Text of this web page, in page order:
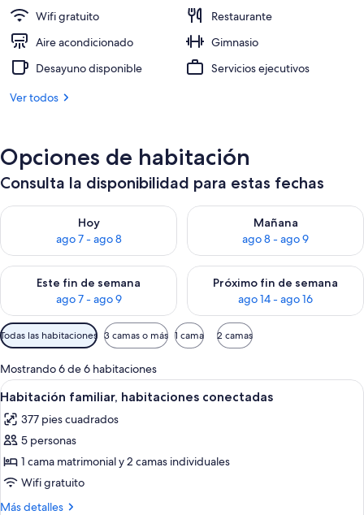
Wifi gratuito
Restaurante
Aire acondicionado
Gimnasio
Desayuno disponible
Servicios ejecutivos
Ver todos
Opciones de habitación
Consulta la disponibilidad para estas fechas
Hoy
ago 7 - ago 8
Consulta la disponibilidad para hoy ago 7 - ago 8
Mañana
ago 8 - ago 9
Consulta la disponibilidad
Este fin de semana
ago 7 - ago 9
Consulta la disponibilidad para este fin de semana ago 7 -
Próximo fin de semana
ago 14 - ago 16
Consulta la disponibilidad
Filtros
disponibles
para
las
habitaciones
Todas las habitaciones 3 camas o más 1 cama 2 camas
Mostrando 6 de 6 habitaciones
Abrir
todas
las
fotos
de
Habitación
familiar,
Habitación de hotel con cama,
9
Habitación familiar, habitaciones conectadas
377 pies cuadrados
5 personas
1 cama matrimonial y 2 camas individuales
Wifi gratuito
Más detalles
Más